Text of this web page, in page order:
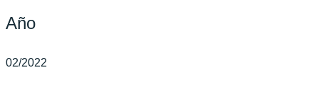
Año
02/2022